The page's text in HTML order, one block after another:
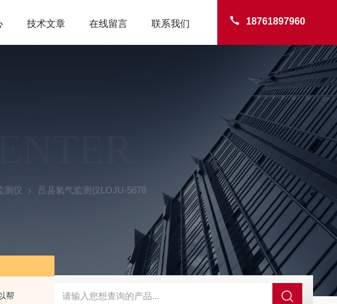
帮
18761897960
技术文章 在线留言 联系我们
测仪 吕县氡气监测仪LOJU-5678
盒 一氧化碳监控系统 人防通讯设备系统 人防呼叫按钮